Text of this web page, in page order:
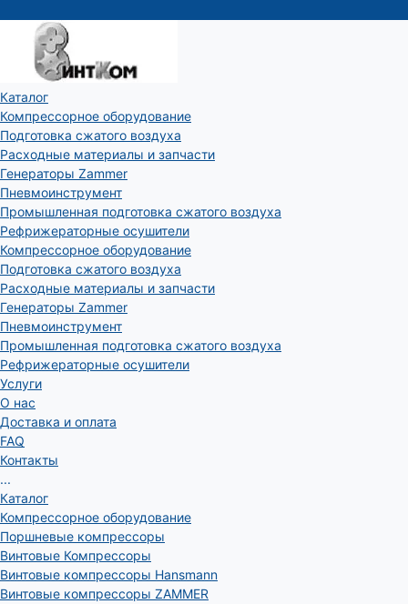
Каталог
Компрессорное оборудование
Подготовка сжатого воздуха
Расходные материалы и запчасти
Генераторы Zammer
Пневмоинструмент
Промышленная подготовка сжатого воздуха
Рефрижераторные осушители
Компрессорное оборудование
Подготовка сжатого воздуха
Расходные материалы и запчасти
Генераторы Zammer
Пневмоинструмент
Промышленная подготовка сжатого воздуха
Рефрижераторные осушители
Услуги
О нас
Доставка и оплата
FAQ
Контакты
...
Каталог
Компрессорное оборудование
Поршневые компрессоры
Винтовые Компрессоры
Винтовые компрессоры Hansmann
Винтовые компрессоры ZAMMER